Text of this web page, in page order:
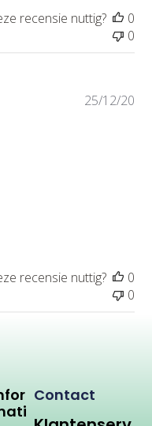
d
a
recensie nuttig?
0
0
P
d
a
25/12/20
recensie nuttig?
0
0
Contact